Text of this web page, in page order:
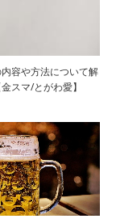
容や方法について解
スマ/とがわ愛】